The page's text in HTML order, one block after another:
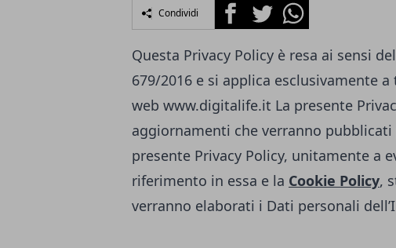
Condividi FacebookTwitterWhatsapp
Questa Privacy Policy è resa ai sensi
679/2016 e si applica esclusivamente
web www.digitalife.it La presente
aggiornamenti che verranno
presente Privacy Policy, unitamente a
riferimento in essa e la Cookie Policy,
verranno elaborati i Dati personali